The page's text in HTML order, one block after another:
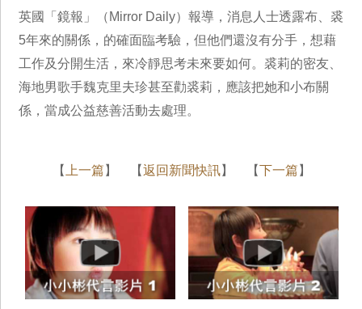
英國「鏡報」（Mirror Daily）報導，消息人士透露布、裘
5年來的關係，的確面臨考驗，但他們還沒有分手，想藉
工作及分開生活，來冷靜思考未來要如何。裘莉的密友、
海地男歌手魏克里夫珍甚至勸裘莉，應該把她和小布關
係，當成公益慈善活動去處理。
【 上一篇 】 【返回新聞快訊】 【下一篇 】